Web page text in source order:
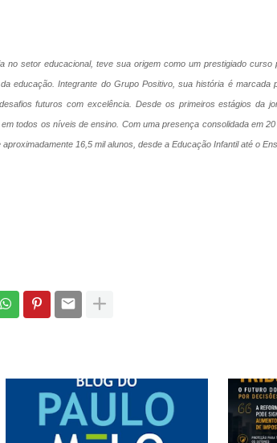
no setor educacional, teve sua origem como um prestigiado curso
educação . Integrante do Grupo Positivo, sua história é
futuros com excelência. Desde os primeiros estágios da
todos os níveis de ensino. Com uma presença consolidada em
16,5 mil alunos, desde a Educação Infantil até o